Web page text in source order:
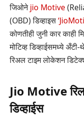
जिओनेjio Motive
(OBD) डिव्हाइस
कोणतीही जुनी कार काही
मोटिव्ह डिव्हाईसमध्ये
रिअल टाइम लोकेशन
Jio Motive
डिव्हाईस